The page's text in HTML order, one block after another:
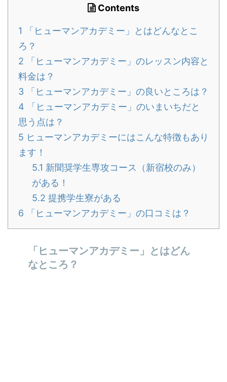
Contents
1 「ヒューマンアカデミー」とはどんなとこ
ろ？
2 「ヒューマンアカデミー」のレッスン内容と
料金は？
3 「ヒューマンアカデミー」の良いところは？
4 「ヒューマンアカデミー」のいまいちだと
思う点は？
5 ヒューマンアカデミーにはこんな特徴もあり
ます！
5.1 新聞奨学生専攻コース（新宿校のみ）
がある！
5.2 提携学生寮がある
6 「ヒューマンアカデミー」の口コミは？
「ヒューマンアカデミー」とはどん
なところ？